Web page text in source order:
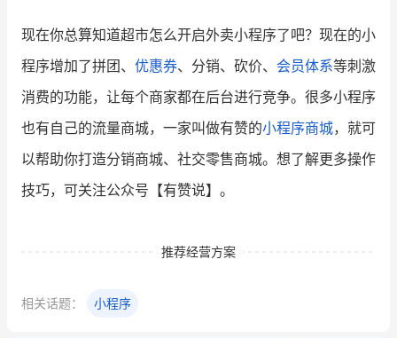
现在你总算知道超市怎么开启外卖小程序了吧？现在的小
程序增加了拼团、 优惠券、分销、砍价、 会员体系等刺激
消费的功能，让每个商家都在后台进行竞争。很多小程序
也有自己的流量商城，一家叫做有赞的小程序商城，就可
以帮助你打造分销商城、社交零售商城。想了解更多操作
技巧，可关注公众号【有赞说】。
推荐经营方案
相关话题： 小程序